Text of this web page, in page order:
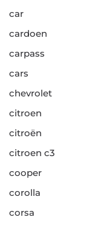
car
cardoen
carpass
cars
chevrolet
citroen
citroën
citroen c3
cooper
corolla
corsa